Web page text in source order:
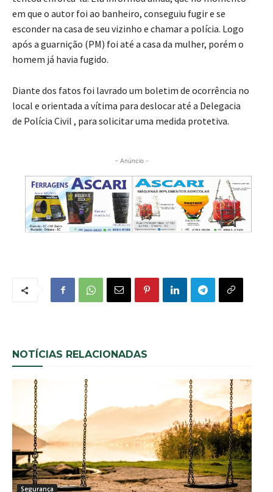
em que o autor foi ao banheiro, conseguiu fugir e se
esconder na casa de seu vizinho e chamar a polícia. Logo
após a guarnição (PM) foi até a casa da mulher, porém o
homem já havia fugido.
Diante dos fatos foi lavrado um boletim de ocorrência no
local e orientada a vítima para deslocar até a Delegacia
de Polícia Civil , para solicitar uma medida protetiva.
- Anúncio -
NOTÍCIAS RELACIONADAS
Segurança